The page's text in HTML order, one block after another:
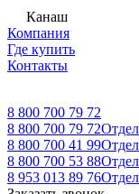
Канаш
Компания
Где купить
Контакты
8 800 700 79 72
8 800 700 79 72
8 800 700 41 99
8 800 700 53 88
8 953 013 89 76